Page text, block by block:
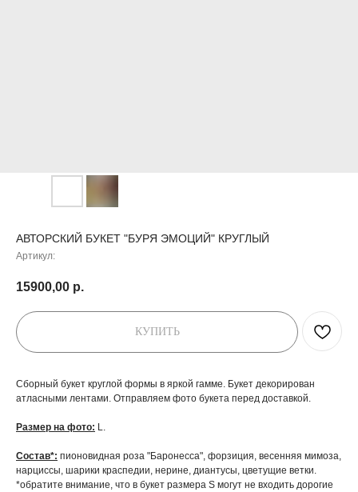
АВТОРСКИЙ БУКЕТ "БУРЯ ЭМОЦИЙ" КРУГЛЫЙ
Артикул:
15900,00 р.
КУПИТЬ
Сборный букет круглой формы в яркой гамме. Букет декорирован
атласными лентами. Отправляем фото букета перед доставкой.
Размер на фото: L.
Состав*: пионовидная роза "Баронесса", форзиция, весенняя мимоза,
нарциссы, шарики краспедии, нерине, диантусы, цветущие ветки.
*обратите внимание, что в букет размера S могут не входить дорогие